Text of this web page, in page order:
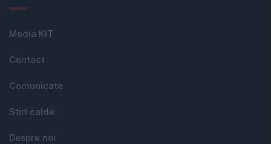
Media KIT
Contact
Comunicate
Stiri calde
Despre noi